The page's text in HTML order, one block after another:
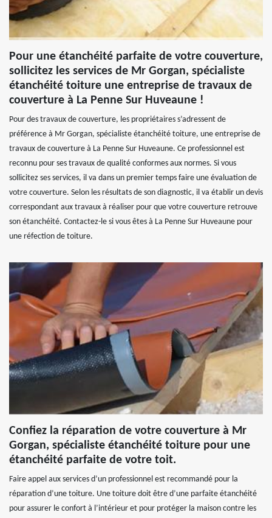
Pour une étanchéité parfaite de votre couverture,
sollicitez les services de Mr Gorgan, spécialiste
étanchéité toiture une entreprise de travaux de
couverture à La Penne Sur Huveaune !
Pour des travaux de couverture, les propriétaires s’adressent de
préférence à Mr Gorgan, spécialiste étanchéité toiture, une entreprise de
travaux de couverture à La Penne Sur Huveaune. Ce professionnel est
reconnu pour ses travaux de qualité conformes aux normes. Si vous
sollicitez ses services, il va dans un premier temps faire une évaluation de
votre couverture. Selon les résultats de son diagnostic, il va établir un devis
correspondant aux travaux à réaliser pour que votre couverture retrouve
son étanchéité. Contactez-le si vous êtes à La Penne Sur Huveaune pour
une réfection de toiture.
Confiez la réparation de votre couverture à Mr
Gorgan, spécialiste étanchéité toiture pour une
étanchéité parfaite de votre toit.
Faire appel aux services d’un professionnel est recommandé pour la
réparation d’une toiture. Une toiture doit être d’une parfaite étanchéité
pour assurer le confort à l’intérieur et pour protéger la maison contre les